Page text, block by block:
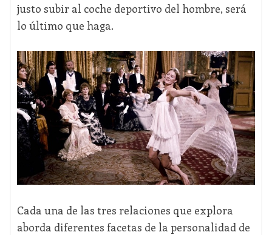
justo subir al coche deportivo del hombre, será
lo último que haga.
Cada una de las tres relaciones que explora
aborda diferentes facetas de la personalidad de